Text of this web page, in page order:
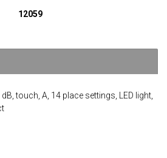
12059
touch, A, 14 place settings, LED light,